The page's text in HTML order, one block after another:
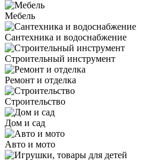
Мебель
Сантехника и водоснабжение
Строительный инструмент
Ремонт и отделка
Строительство
Дом и сад
Авто и мото